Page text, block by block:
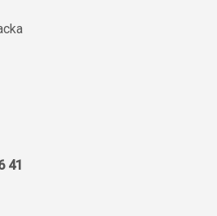
41